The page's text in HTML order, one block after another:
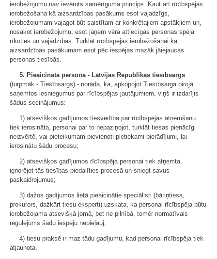
ierobežojumu nav ievērots samērīguma princips. Kaut arī rīcībspējas
ierobežošana kā aizsardzības pasākums esot vajadzīgs,
ierobežojumam vajagot būt saistītam ar konkrētajiem apstākļiem un,
nosakot ierobežojumu, esot jāņem vērā attiecīgās personas spēja
rīkoties un vajadzības. Turklāt rīcībspējas ierobežošanai kā
aizsardzības pasākumam esot pēc iespējas mazāk jāiejaucas
personas tiesībās.
5. Pieaicinātā persona- Latvijas Republikas tiesībsargs
(turpmāk - Tiesībsargs) - norāda, ka, apkopojot Tiesībsarga birojā
saņemtos iesniegumus par rīcībspējas jautājumiem, viņš ir izdarījis
šādus secinājumus:
1) atsevišķos gadījumos tiesvedība par rīcībspējas atņemšanu
tiek ierosināta, personai par to nepaziņojot, turklāt tiesas pienācīgi
neizvērtē, vai pieteikumam pievienoti pietiekami pierādījumi, lai
ierosinātu šādu procesu;
2) atsevišķos gadījumos rīcībspēja personai tiek atņemta,
ignorējot tās tiesības piedalīties procesā un sniegt savus
paskaidrojumus;
3) dažos gadījumos lietā pieaicinātie speciālisti (bāriņtiesa,
prokurors, dažkārt tiesu eksperti) uzskata, ka personai rīcībspēja būtu
ierobežojama atsevišķā jomā, bet ne pilnībā, tomēr normatīvais
regulējums šādu iespēju nepieļauj;
4) tiesu praksē ir maz tādu gadījumu, kad personai rīcībspēja tiek
atjaunota.